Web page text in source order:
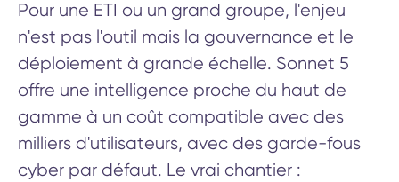
Pour une ETI ou un grand groupe, l'enjeu
n'est pas l'outil mais la gouvernance et le
déploiement à grande échelle. Sonnet 5
offre une intelligence proche du haut de
gamme à un coût compatible avec des
milliers d'utilisateurs, avec des garde-fous
cyber par défaut. Le vrai chantier :